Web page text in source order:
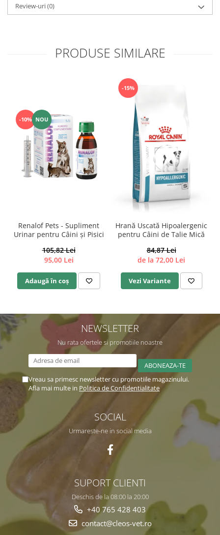
Review-uri(0)
PRODUSE SIMILARE
-10% NOU
Renalof Pets - Supliment
Urinar pentru Câini și Pisici
105,82 Lei
95,00 Lei
Adaugă în coș
-15%
Hrană Uscată Hipoalergenic
pentru Câini de Talie Mică
84,87 Lei
de la 72,00 Lei
Vezi Variante
NEWSLETTER
Nu rata ofertele si promotiile noastre
Vreau sa primesc newsletter cu promotiile magazinului.
Afla mai multe in Politica de Confidentialitate
SOCIAL
Urmareste-ne in social media
SUPORT CLIENTI
Deschis de la 08:00 la 20:00
+40 765 428 403
contact@cleos-vet.ro